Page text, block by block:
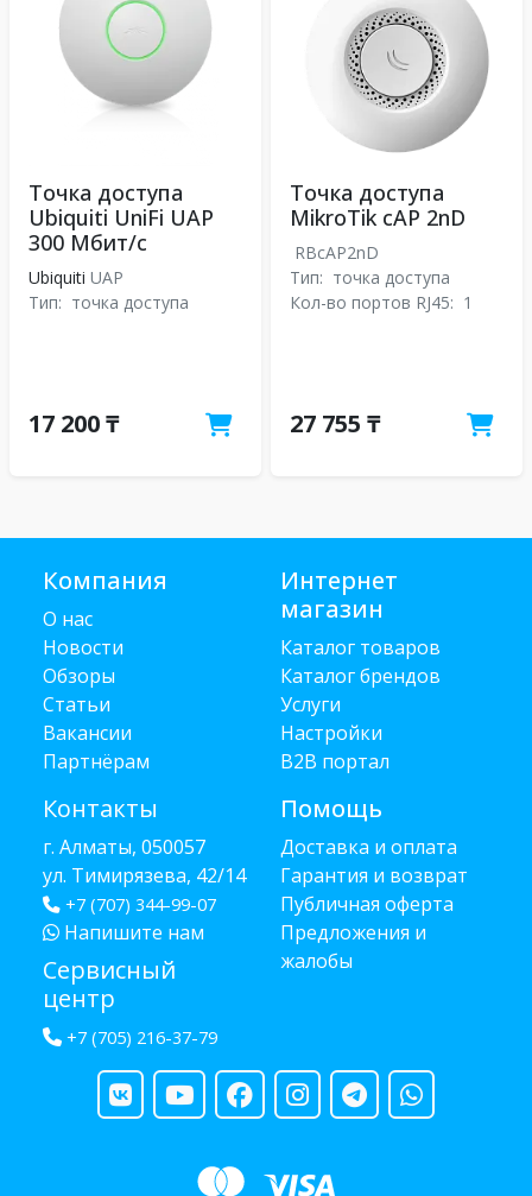
Точка доступа
Ubiquiti UniFi UAP
300 Мбит/с
Ubiquiti UAP
Тип: точка доступа
17 200 ₸
Точка доступа
MikroTik cAP 2nD
RBcAP2nD
Тип: точка доступа
Кол-во портов RJ45: 1
27 755 ₸
Компания
О нас
Новости
Обзоры
Статьи
Вакансии
Партнёрам
Контакты
г. Алматы, 050057
ул. Тимирязева, 42/14
+7 (707) 344-99-07
Напишите нам
Сервисный
центр
+7 (705) 216-37-79
Интернет
магазин
Каталог товаров
Каталог брендов
Услуги
Настройки
B2B портал
Помощь
Доставка и оплата
Гарантия и возврат
Публичная оферта
Предложения и
жалобы